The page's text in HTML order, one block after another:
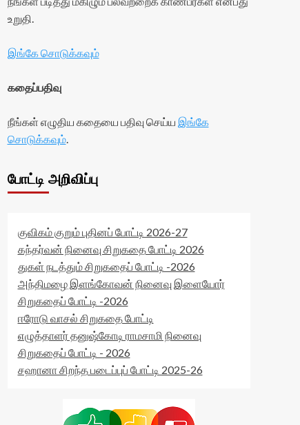
உறுதி.
இங்கே சொடுக்கவும்
கதைப்பதிவு
நீங்கள் எழுதிய கதையை பதிவு செய்ய இங்கே
சொடுக்கவும்.
போட்டி அறிவிப்பு
குவிகம் குறும் புதினப் போட்டி 2026-27
கந்தர்வன் நினைவு சிறுகதை போட்டி 2026
துகள் நடத்தும் சிறுகதைப் போட்டி -2026
அந்திமழை இளங்கோவன் நினைவு இளையோர்
சிறுகதைப் போட்டி -2026
ஈரோடு வாசல் சிறுகதை போட்டி
எழுத்தாளர் தனுஷ்கோடி ராமசாமி நினைவு
சிறுகதைப் போட்டி - 2026
சஹானா சிறந்த படைப்புப் போட்டி 2025-26